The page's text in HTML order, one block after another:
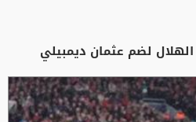
لضم عثمان ديمبيلي